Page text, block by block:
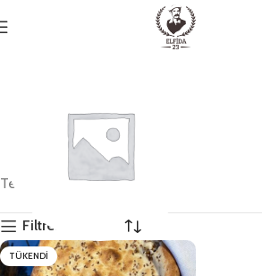
Genel
Tek bir sonuç gösteriliyor
Filtreleri Göster
TÜKENDI